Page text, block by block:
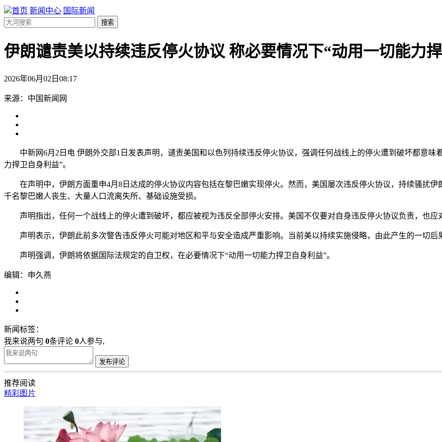
首页 新闻中心 国际新闻
搜索
伊朗谴责美以持续违反停火协议 称必要情况下“动用一切能力
2026年06月02日08:17
来源：中国新闻网
中新网6月2日电 伊朗外交部1日发表声明，谴责美国和以色列持续违反停火协议，强调任何战线上的停火遭到破坏都意味
力捍卫自身利益”。
在声明中，伊朗方面重申4月8日达成的停火协议内容包括在黎巴嫩实现停火。然而，美国屡次违反停火协议，持续骚扰伊
千名黎巴嫩人丧生、大量人口流离失所、基础设施受损。
声明指出，任何一个战线上的停火遭到破坏，都应被视为违反全部停火安排。美国不仅要对自身违反停火协议负责，也应
声明表示，伊朗此前多次警告违反停火可能对地区和平与安全造成严重影响。当前美以持续实施侵略，由此产生的一切后
声明强调，伊朗将依据国际法规定的自卫权，在必要情况下“动用一切能力捍卫自身利益”。
编辑：申久燕
新闻标签：
我来说两句 0条评论 0人参与,
发布评论
推荐阅读